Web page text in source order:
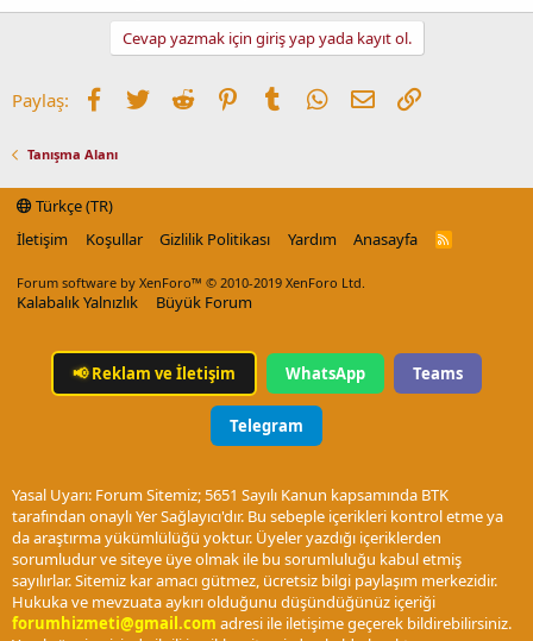
Cevap yazmak için giriş yap yada kayıt ol.
Paylaş: Facebook
TwitterReddit PinterestTumblrWhatsApp
E-postaLink
Tanışma Alanı
Türkçe (TR)
İletişim
Koşullar Gizlilik Politikası Yardım Anasayfa
R
Forum software by XenForo™ © 2010-2019 XenForo Ltd.
Kalabalık Yalnızlık Büyük Forum
📢Reklam ve İletişim WhatsApp Teams
Telegram
Yasal Uyarı: Forum Sitemiz; 5651 Sayılı Kanun kapsamında BTK
tarafından onaylı Yer Sağlayıcı'dır. Bu sebeple içerikleri kontrol etme ya
da araştırma yükümlülüğü yoktur. Üyeler yazdığı içeriklerden
sorumludur ve siteye üye olmak ile bu sorumluluğu kabul etmiş
sayılırlar. Sitemiz kar amacı gütmez, ücretsiz bilgi paylaşım merkezidir.
Hukuka ve mevzuata aykırı olduğunu düşündüğünüz içeriği
forumhizmeti@gmail.com adresi ile iletişime geçerek bildirebilirsiniz.